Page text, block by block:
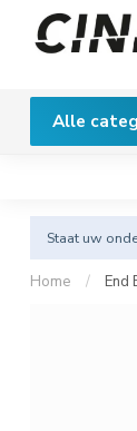
Alle
Staat uw
Home / End